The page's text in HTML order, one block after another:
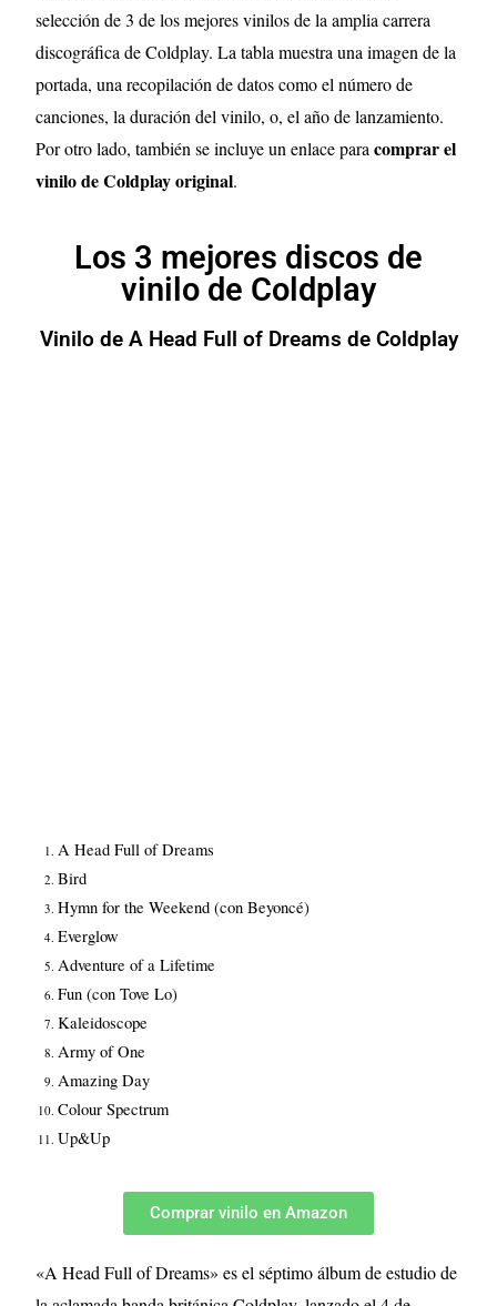
selección de 3 de los mejores vinilos de la amplia carrera
discográfica de Coldplay. La tabla muestra una imagen de la
portada, una recopilación de datos como el número de
canciones, la duración del vinilo, o, el año de lanzamiento.
Por otro lado, también se incluye un enlace paracomprar el
vinilo de Coldplay original.
Los 3 mejores discos de
vinilo de Coldplay
Vinilo de A Head Full of Dreams de Coldplay
A Head Full of Dreams
Bird
Hymn for the Weekend (con Beyoncé)
Everglow
Adventure of a Lifetime
Fun (con Tove Lo)
Kaleidoscope
Army of One
Amazing Day
Colour Spectrum
Up&Up
Comprar vinilo en Amazon
«A Head Full of Dreams» es el séptimo álbum de estudio de